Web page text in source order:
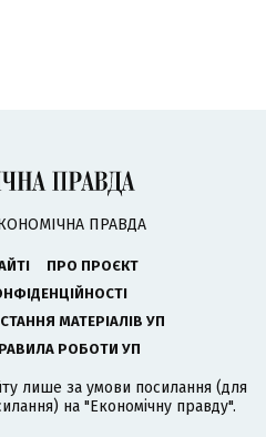
ПРАВДА
ПРО ПРОЄКТ
МАТЕРІАЛІВ УП
РОБОТИ УП
лише за умови посилання (для
на "Економічну правду".